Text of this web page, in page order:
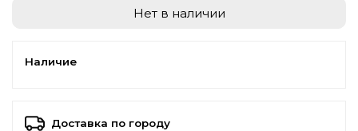
Нет в наличии
Наличие
Доставка по городу